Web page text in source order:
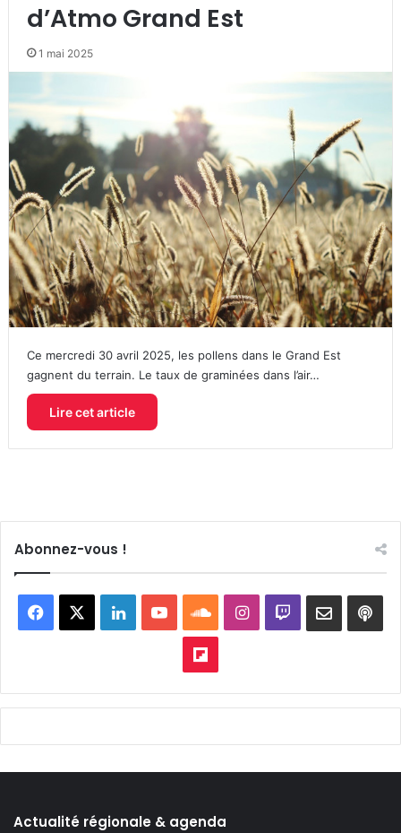
d’Atmo Grand Est
1 mai 2025
Ce mercredi 30 avril 2025, les pollens dans le Grand Est
gagnent du terrain. Le taux de graminées dans l’air…
Lire cet article
Abonnez-vous !
Facebook LinkedinYouTubeSoundCloud
Instagram
Twitch
Flipboard
Actualité régionale & agenda